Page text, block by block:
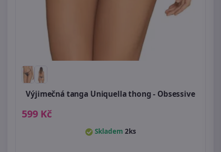
Výjimečná tanga Uniquella thong - Obsessive
599 Kč
Skladem 2ks